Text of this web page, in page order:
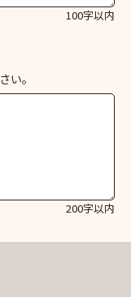
100字以内
い。
200字以内